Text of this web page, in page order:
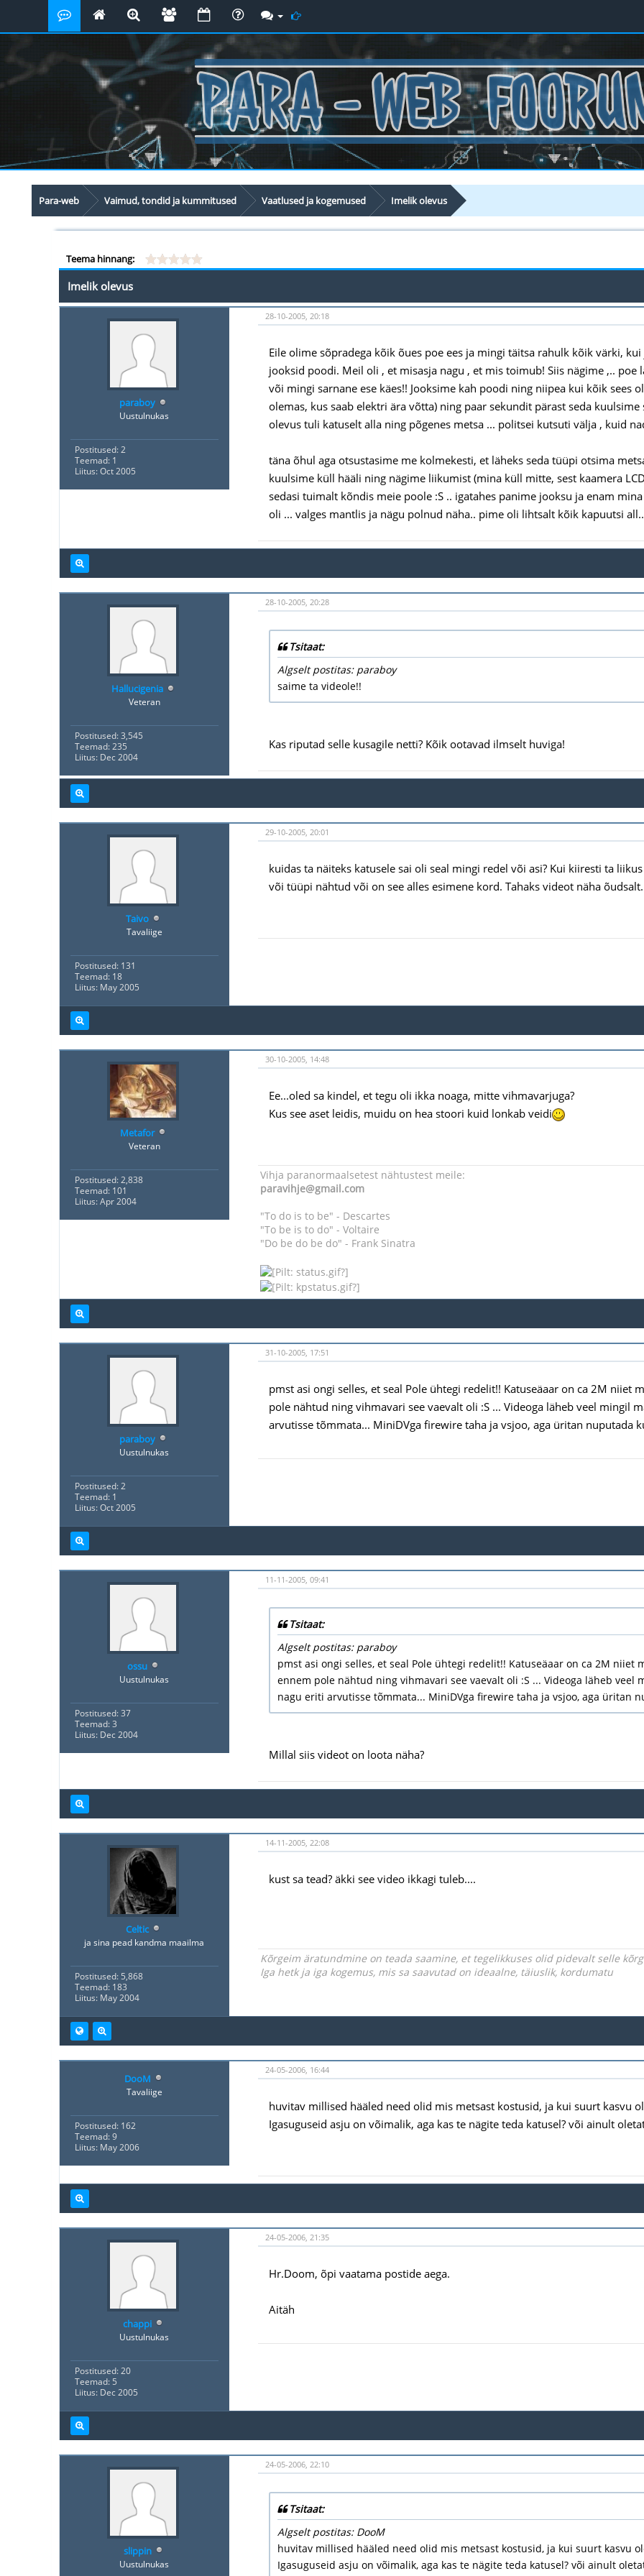
Para-web Vaimud, tondid ja kummitused Vaatlused ja kogemused Imelik olevus
Teema hinnang:
Imelik olevus
paraboy
Uustulnukas
Postitused: 2
Teemad: 1
Liitus: Oct 2005
28-10-2005, 20:18
Eile olime sõpradega kõik õues poe ees ja mingi täitsa rahulk kõik värki,
jooksid poodi. Meil oli , et misasja nagu , et mis toimub! Siis nägime ,.. poe
või mingi sarnane ese käes!! Jooksime kah poodi ning niipea kui kõik sees
olemas, kus saab elektri ära võtta) ning paar sekundit pärast seda
olevus tuli katuselt alla ning põgenes metsa ... politsei kutsuti välja , kuid
täna õhul aga otsustasime me kolmekesti, et läheks seda tüüpi otsima
kuulsime küll hääli ning nägime liikumist (mina küll mitte, sest kaamera
sedasi tuimalt kõndis meie poole :S .. igatahes panime jooksu ja enam
oli ... valges mantlis ja nägu polnud näha.. pime oli lihtsalt kõik kapuutsi
Hallucigenia
Veteran
Postitused: 3,545
Teemad: 235
Liitus: Dec 2004
28-10-2005, 20:28
Tsitaat:
Algselt postitas: paraboy
saime ta videole!!
Kas riputad selle kusagile netti? Kõik ootavad ilmselt huviga!
Taivo
Tavaliige
Postitused: 131
Teemad: 18
Liitus: May 2005
29-10-2005, 20:01
kuidas ta näiteks katusele sai oli seal mingi redel või asi? Kui kiiresti ta
või tüüpi nähtud või on see alles esimene kord. Tahaks videot näha õudsalt.
Metafor
Veteran
Postitused: 2,838
Teemad: 101
Liitus: Apr 2004
30-10-2005, 14:48
Ee...oled sa kindel, et tegu oli ikka noaga, mitte vihmavarjuga?
Kus see aset leidis, muidu on hea stoori kuid lonkab veidi
Vihja paranormaalsetest nähtustest meile:
paravihje@gmail.com
"To do is to be" - Descartes
"To be is to do" - Voltaire
"Do be do be do" - Frank Sinatra
paraboy
Uustulnukas
Postitused: 2
Teemad: 1
Liitus: Oct 2005
31-10-2005, 17:51
pmst asi ongi selles, et seal Pole ühtegi redelit!! Katuseäaar on ca 2M niiet
pole nähtud ning vihmavari see vaevalt oli :S ... Videoga läheb veel mingil
arvutisse tõmmata... MiniDVga firewire taha ja vsjoo, aga üritan nuputada
ossu
Uustulnukas
Postitused: 37
Teemad: 3
Liitus: Dec 2004
11-11-2005, 09:41
Tsitaat:
Algselt postitas: paraboy
pmst asi ongi selles, et seal Pole ühtegi redelit!! Katuseäaar on ca 2M niiet
ennem pole nähtud ning vihmavari see vaevalt oli :S ... Videoga läheb veel
nagu eriti arvutisse tõmmata... MiniDVga firewire taha ja vsjoo, aga üritan
Millal siis videot on loota näha?
Celtic
ja sina pead kandma maailma
Postitused: 5,868
Teemad: 183
Liitus: May 2004
14-11-2005, 22:08
kust sa tead? äkki see video ikkagi tuleb....
Kõrgeim äratundmine on teada saamine, et tegelikkuses olid pidevalt selle
Iga hetk ja iga kogemus, mis sa saavutad on ideaalne, täiuslik, kordumatu
DooM
Tavaliige
Postitused: 162
Teemad: 9
Liitus: May 2006
24-05-2006, 16:44
huvitav millised hääled need olid mis metsast kostusid, ja kui suurt kasvu
Igasuguseid asju on võimalik, aga kas te nägite teda katusel? või ainult
chappi
Uustulnukas
Postitused: 20
Teemad: 5
Liitus: Dec 2005
24-05-2006, 21:35
Hr.Doom, õpi vaatama postide aega.
Aitäh
slippin
Uustulnukas
24-05-2006, 22:10
Tsitaat:
Algselt postitas: DooM
huvitav millised hääled need olid mis metsast kostusid, ja kui suurt kasvu
Igasuguseid asju on võimalik, aga kas te nägite teda katusel? või ainult